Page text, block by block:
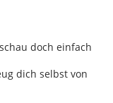
doch einfach
dich selbst von